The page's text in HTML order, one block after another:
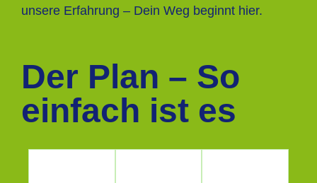
unsere Erfahrung – Dein Weg beginnt hier.
Der Plan – So
einfach ist es